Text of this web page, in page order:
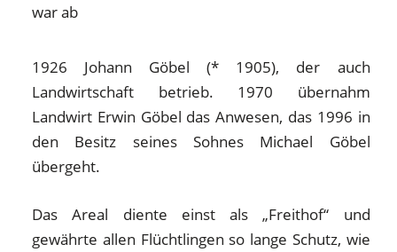
war ab
1926 Johann Göbel (* 1905), der auch
Landwirtschaft betrieb. 1970 übernahm
Landwirt Erwin Göbel das Anwesen, das 1996 in
den Besitz seines Sohnes Michael Göbel
übergeht.
Das Areal diente einst als „Freithof“ und
gewährte allen Flüchtlingen so lange Schutz, wie